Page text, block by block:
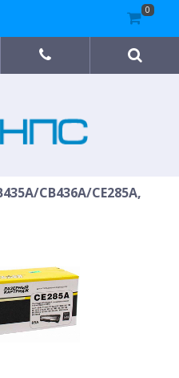
CB436A/CE285A,
0